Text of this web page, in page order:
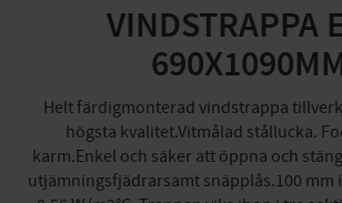
VINDSTRAPPA
Helt färdigmonterad vindstrappa
högsta kvalitet.Vitmålad stållucka.
karm.Enkel och säker att öppna och
utjämningsfjädrarsamt snäpplås.100 mm